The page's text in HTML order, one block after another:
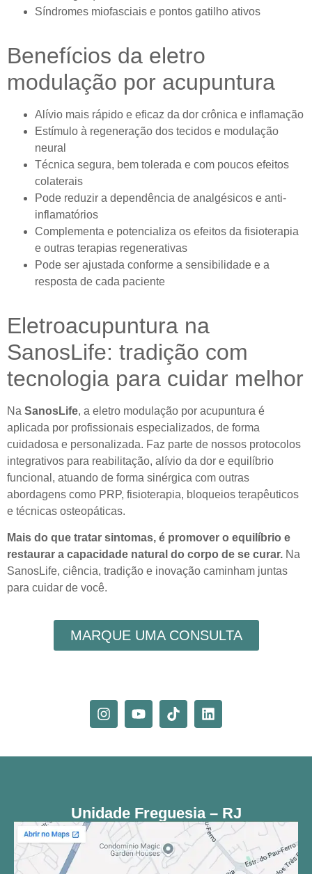
Síndromes miofasciais e pontos gatilho ativos
Benefícios da eletro
modulação por acupuntura
Alívio mais rápido e eficaz da dor crônica e inflamação
Estímulo à regeneração dos tecidos e modulação
neural
Técnica segura, bem tolerada e com poucos efeitos
colaterais
Pode reduzir a dependência de analgésicos e anti-
inflamatórios
Complementa e potencializa os efeitos da fisioterapia
e outras terapias regenerativas
Pode ser ajustada conforme a sensibilidade e a
resposta de cada paciente
Eletroacupuntura na
SanosLife: tradição com
tecnologia para cuidar melhor
Na SanosLife, a eletro modulação por acupuntura é
aplicada por profissionais especializados, de forma
cuidadosa e personalizada. Faz parte de nossos protocolos
integrativos para reabilitação, alívio da dor e equilíbrio
funcional, atuando de forma sinérgica com outras
abordagens como PRP, fisioterapia, bloqueios terapêuticos
e técnicas osteopáticas.
Mais do que tratar sintomas, é promover o equilíbrio e
restaurar a capacidade natural do corpo de se curar. Na
SanosLife, ciência, tradição e inovação caminham juntas
para cuidar de você.
MARQUE UMA CONSULTA
Unidade Freguesia – RJ